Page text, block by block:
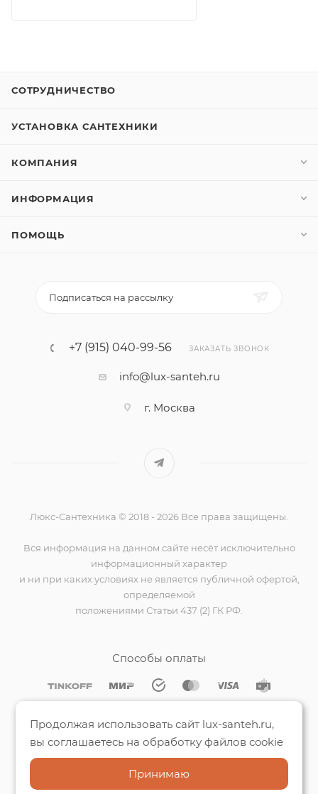
СОТРУДНИЧЕСТВО
УСТАНОВКА САНТЕХНИКИ
КОМПАНИЯ
ИНФОРМАЦИЯ
ПОМОЩЬ
Подписаться на рассылку
+7 (915) 040-99-56 ЗАКАЗАТЬ ЗВОНОК
info@lux-santeh.ru
г. Москва
Люкс-Сантехника © 2018 - 2026 Все права защищены.
Вся информация на данном сайте несёт исключительно
информационный характер
и ни при каких условиях не является публичной офертой,
определяемой
положениями Статьи 437 (2) ГК РФ.
Способы оплаты
Продолжая использовать сайт lux-santeh.ru,
вы соглашаетесь на обработку файлов cookie
Принимаю